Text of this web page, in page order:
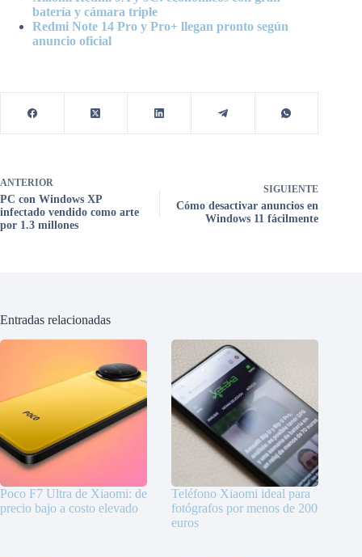
batería y cámara triple
Redmi Note 14 Pro y Pro+ llegan pronto según
anuncio oficial
ANTERIOR
PC con Windows XP
infectado vendido como arte
por 1.3 millones
SIGUIENTE
Cómo desactivar anuncios en
Windows 11 fácilmente
Entradas relacionadas
Poco F7 Ultra de Xiaomi: de
precio bajo a costo elevado
Teléfono Xiaomi ideal para
fotógrafos por menos de 200
euros